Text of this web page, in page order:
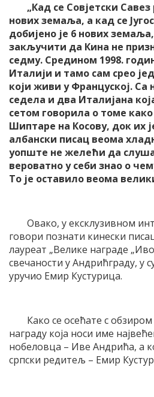
„Кад се Совјетски Савез
нових земаља, а кад се
добијено је 6 нових
закључити да Кина не
седму. Средином 1998.
Италији и тамо сам срео
који живи у Француској. Са
седела и два Италијана
сетом говорила о томе
Шиптаре на Косову, док их
албански писац веома
уопште не желећи да слуша
вероватно у себи знао о
То је оставило веома
Овако, у ексклузивном
говори познати кинески
лауреат „Велике награде
свечаности у Андрићграду, у
уручио Емир Кустурица.
Како се осећате с
награду која носи име
нобеловца – Иве Андрића, а
српски редитељ – Емир